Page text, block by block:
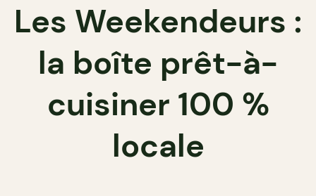
Les Weekendeurs :
la boîte prêt-à-
cuisiner 100 %
locale